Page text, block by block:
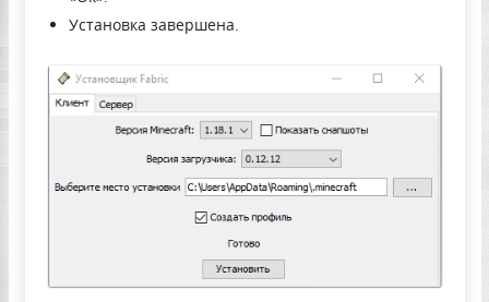
Установка завершена.